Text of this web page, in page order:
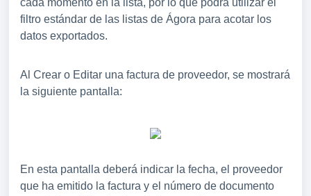
cada momento en la lista, por lo que podrá utilizar el
filtro estándar de las listas de Ágora para acotar los
datos exportados.
Al Crear o Editar una factura de proveedor, se mostrará
la siguiente pantalla:
En esta pantalla deberá indicar la fecha, el proveedor
que ha emitido la factura y el número de documento